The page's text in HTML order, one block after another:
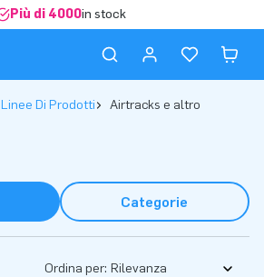
Più di 4000in stock
Linee Di Prodotti Airtracks e altro
Categorie
Ordina per: